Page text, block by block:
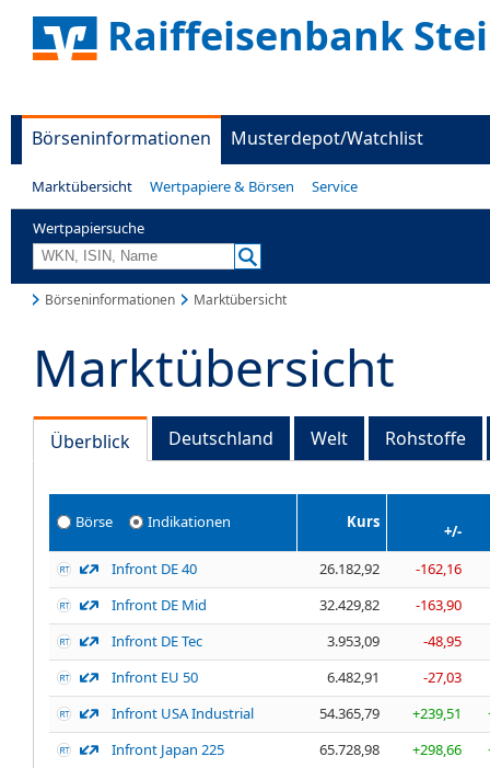
Raiffeisenbank
Börseninformationen Musterdepot/Watchlist
Marktübersicht Wertpapiere & Börsen Service
Wertpapiersuche
Börseninformationen Marktübersicht
Marktübersicht
Überblick Deutschland Welt Rohstoffe
Börse Indikationen Kurs
+/-
Infront DE 40
26.182,92
-162,16
Infront DE Mid
32.429,82
-163,90
Infront DE Tec
3.953,09
-48,95
Infront EU 50
6.482,91
-27,03
Infront USA Industrial
54.365,79 +239,51
Infront Japan 225
65.728,98 +298,66